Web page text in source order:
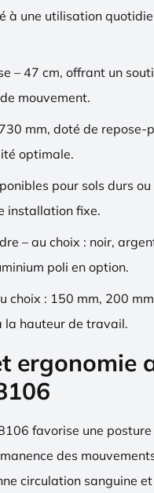
à une utilisation
– 47 cm, offrant un
mouvement.
mm, doté de repose-
optimale.
pour sols durs
installation fixe.
– au choix : noir,
poli en option.
choix : 150 mm, 200
la hauteur de travail.
ergonomie
favorise une
des
circulation sanguine